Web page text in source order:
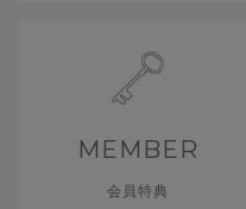
MEMBER
会員特典